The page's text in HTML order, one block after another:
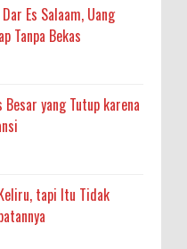
Es Salaam, Uang
Tanpa Bekas
yang Tutup karena
tapi Itu Tidak